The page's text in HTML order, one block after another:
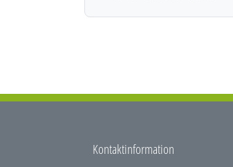
Kontaktinformation